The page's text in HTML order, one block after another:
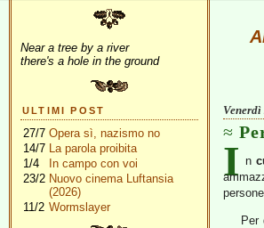
Near a tree by a river
there's a hole in the ground
ULTIMI POST
27/7 Opera sì, nazismo no
14/7 La parola proibita
1/4
In campo con voi
23/2 Nuovo cinema Luftansia
(2026)
11/2 Wormslayer
I n
Per